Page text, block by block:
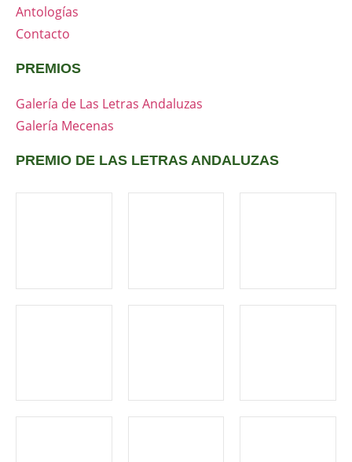
Antologías
Contacto
PREMIOS
Galería de Las Letras Andaluzas
Galería Mecenas
PREMIO DE LAS LETRAS ANDALUZAS